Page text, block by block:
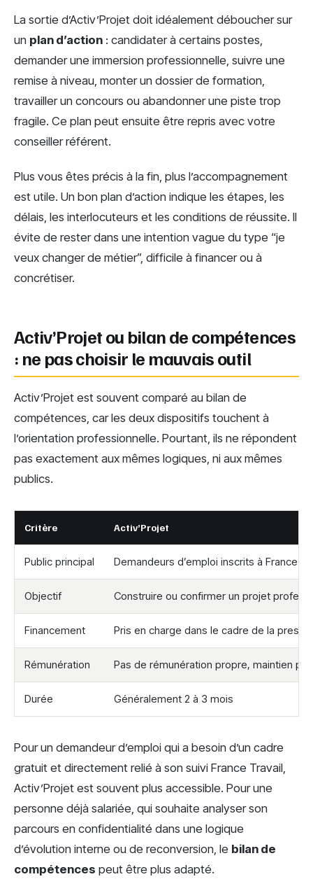
La sortie d’Activ’Projet doit idéalement déboucher sur
un plan d’action : candidater à certains postes,
demander une immersion professionnelle, suivre une
remise à niveau, monter un dossier de formation,
travailler un concours ou abandonner une piste trop
fragile. Ce plan peut ensuite être repris avec votre
conseiller référent.
Plus vous êtes précis à la fin, plus l’accompagnement
est utile. Un bon plan d’action indique les étapes, les
délais, les interlocuteurs et les conditions de réussite. Il
évite de rester dans une intention vague du type “je
veux changer de métier”, difficile à financer ou à
concrétiser.
Activ’Projet ou bilan de compétences
: ne pas choisir le mauvais outil
Activ’Projet est souvent comparé au bilan de
compétences, car les deux dispositifs touchent à
l’orientation professionnelle. Pourtant, ils ne répondent
pas exactement aux mêmes logiques, ni aux mêmes
publics.
Critère Activ’Projet
Public principal Demandeurs d’emploi inscrits à France
Objectif Construire ou confirmer un projet
Financement Pris en charge dans le cadre de la
Rémunération Pas de rémunération propre, maintien
Durée Généralement 2 à 3 mois
Pour un demandeur d’emploi qui a besoin d’un cadre
gratuit et directement relié à son suivi France Travail,
Activ’Projet est souvent plus accessible. Pour une
personne déjà salariée, qui souhaite analyser son
parcours en confidentialité dans une logique
d’évolution interne ou de reconversion, le bilan de
compétences peut être plus adapté.